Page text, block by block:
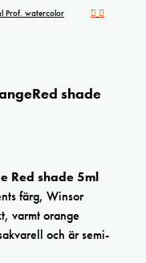
Prof. watercolor
shade
Red shade 5ml
färg, Winsor
varmt orange
och är semi-